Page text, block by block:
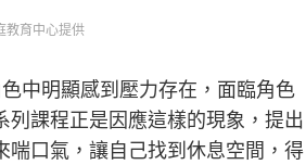
教育中心提供
中明顯感到壓力存在，面臨角色
課程正是因應這樣的現象，提出
喘口氣，讓自己找到休息空間，得